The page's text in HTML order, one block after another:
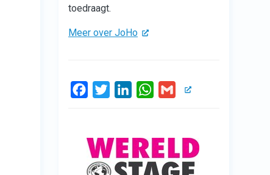
toedraagt.
Meer over JoHo
FacebookTwitterLinkedInWhatsApp
Gmail